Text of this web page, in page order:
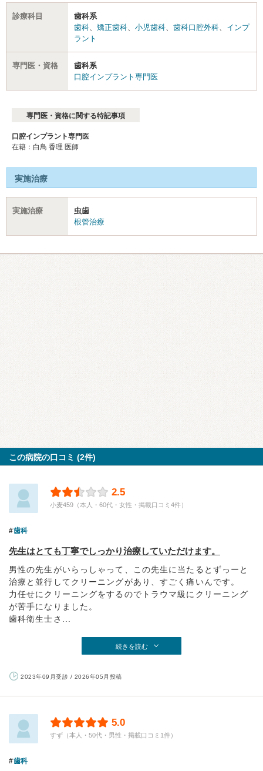
診療科目
歯科系
歯科、 矯正歯科、 小児歯科、 歯科口腔外科、 インプ
ラント
専門医・資格
歯科系
口腔インプラント専門医
専門医・資格に関する特記事項
口腔インプラント専門医
在籍：白鳥 香理 医師
実施治療
実施治療
虫歯
根管治療
この病院の口コミ (2件)
2.5
小麦459（本人・60代・女性・掲載口コミ4件）
歯科
先生はとても丁寧でしっかり治療していただけます。
男性の先生がいらっしゃって、この先生に当たるとずっーと
治療と並行してクリーニングがあり、すごく痛いんです。
力任せにクリーニングをするのでトラウマ級にクリーニング
が苦手になりました。
歯科衛生士さ...
続きを読む
2023年09月受診 / 2026年05月投稿
5.0
すず（本人・50代・男性・掲載口コミ1件）
歯科